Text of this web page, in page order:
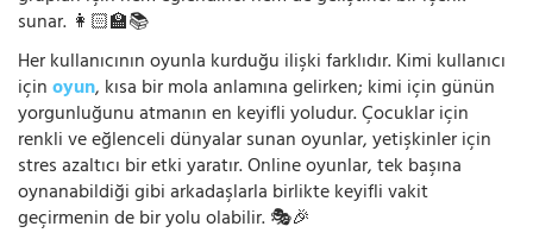
sunar. 👩🏻‍🏫📚
Her kullanıcının oyunla kurduğu ilişki farklıdır. Kimi kullanıcı
içinoyun, kısa bir mola anlamına gelirken; kimi için günün
yorgunluğunu atmanın en keyifli yoludur. Çocuklar için
renkli ve eğlenceli dünyalar sunan oyunlar, yetişkinler için
stres azaltıcı bir etki yaratır. Online oyunlar, tek başına
oynanabildiği gibi arkadaşlarla birlikte keyifli vakit
geçirmenin de bir yolu olabilir. 🎭🎉